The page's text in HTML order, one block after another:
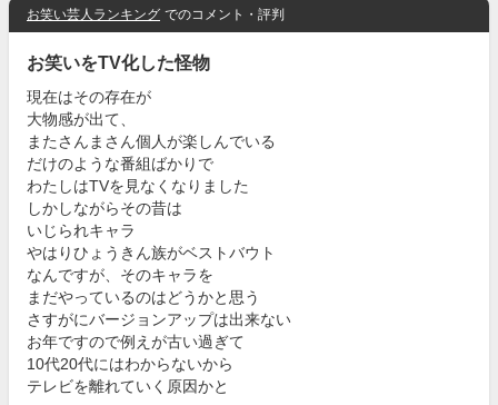
お笑い芸人ランキング でのコメント・評判
お笑いをTV化した怪物
現在はその存在が
大物感が出て、
またさんまさん個人が楽しんでいる
だけのような番組ばかりで
わたしはTVを見なくなりました
しかしながらその昔は
いじられキャラ
やはりひょうきん族がベストバウト
なんですが、そのキャラを
まだやっているのはどうかと思う
さすがにバージョンアップは出来ない
お年ですので例えが古い過ぎて
10代20代にはわからないから
テレビを離れていく原因かと